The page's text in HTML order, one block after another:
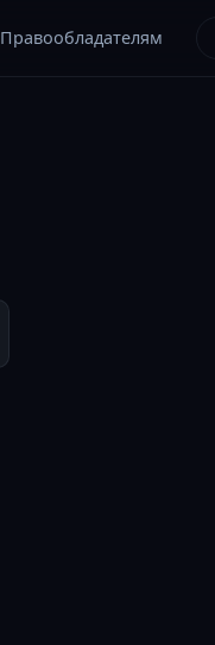
Правообладателям